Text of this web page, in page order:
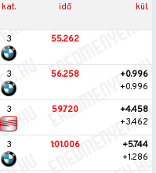
kat. idő kül.
3 55.262
3 56.258
+0.996
+0.996
3 59.720
+4.458
+3.462
3 1:01.006
+5.744
+1.286